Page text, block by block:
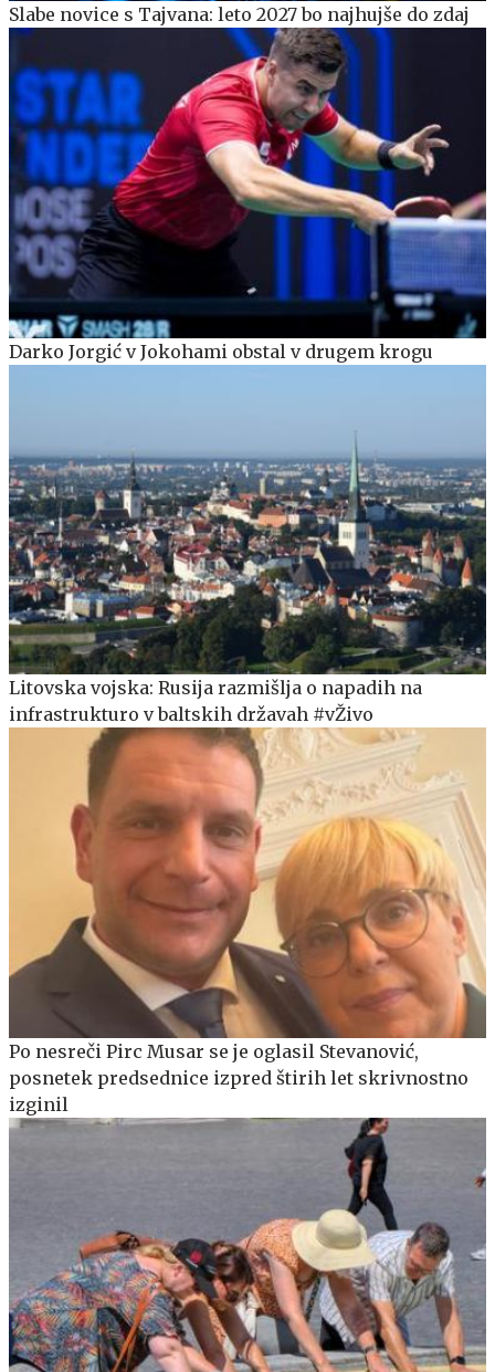
Slabe novice s Tajvana: leto 2027 bo najhujše do zdaj
Darko Jorgić v Jokohami obstal v drugem krogu
Litovska vojska: Rusija razmišlja o napadih na
infrastrukturo v baltskih državah #vŽivo
Po nesreči Pirc Musar se je oglasil Stevanović,
posnetek predsednice izpred štirih let skrivnostno
izginil